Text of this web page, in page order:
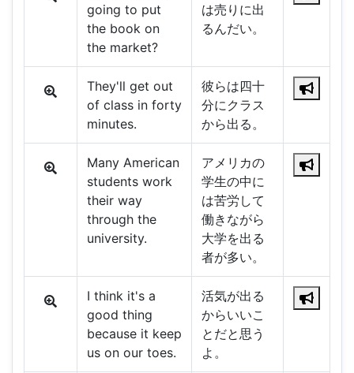
going to put
the book on
the market?
は売りに出
るんだい。
They'll get out
of class in forty
minutes.
彼らは四十
分にクラス
から出る。
Many American
students work
their way
through the
university.
アメリカの
学生の中に
は苦労して
働きながら
大学を出る
者が多い。
I think it's a
good thing
because it keep
us on our toes.
活気が出る
からいいこ
とだと思う
よ。